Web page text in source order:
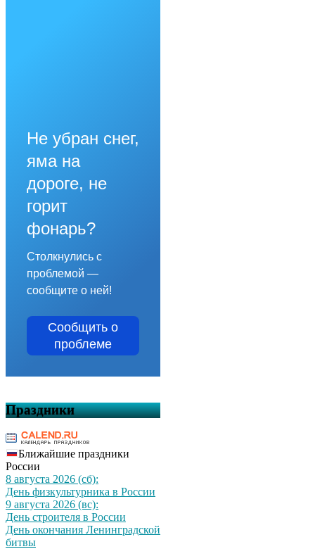
Не убран снег,
яма на
дороге, не
горит
фонарь?
Столкнулись с
проблемой —
сообщите о ней!
Сообщить о
проблеме
Праздники
Ближайшие праздники
России
8 августа 2026 (сб):
День физкультурника в России
9 августа 2026 (вс):
День строителя в России
День окончания Ленинградской
битвы